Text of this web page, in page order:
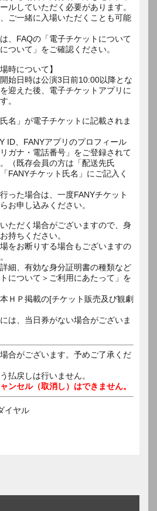
ルしていただく必要があります。
ご一緒に入場いただくことも可能
、FAQの「電子チケットについて
ついて」をご確認ください。
時について】
始日時は公演3日前10:00以降とな
迎えた後、電子チケットアプリに
。
名」が電子チケットに記載されま
ID、FANYアプリのプロフィール
ガナ・電話番号」をご登録されて
（既存会員の方は「配送先氏
FANYチケット氏名」にご記入く
った場合は、一度FANYチケット
お申し込みください。
ただく場合がございますので、身
持ちください。
をお断りする場合もございますの
細、有効な身分証明書の種類など
について＞ご利用にあたって」を
ＨＰ掲載の[チケット販売及び観劇
は、当日券がない場合がございま
合がございます。予めご了承くだ
払戻しは行いません。
ンセル（取消し）はできません。
イヤル